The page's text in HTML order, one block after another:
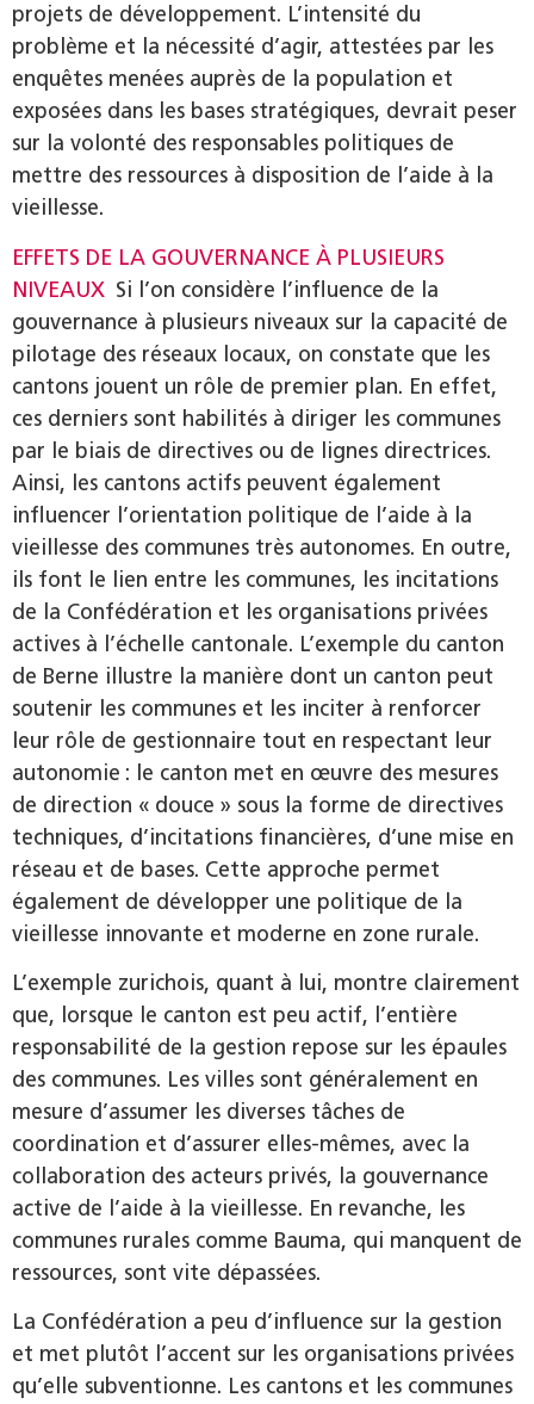
projets de développement. L’intensité du
problème et la nécessité d’agir, attestées par les
enquêtes menées auprès de la population et
exposées dans les bases stratégiques, devrait peser
sur la volonté des responsables politiques de
mettre des ressources à disposition de l’aide à la
vieillesse.
EFFETS DE LA GOUVERNANCE À PLUSIEURS
NIVEAUX Si l’on considère l’influence de la
gouvernance à plusieurs niveaux sur la capacité de
pilotage des réseaux locaux, on constate que les
cantons jouent un rôle de premier plan. En effet,
ces derniers sont habilités à diriger les communes
par le biais de directives ou de lignes directrices.
Ainsi, les cantons actifs peuvent également
influencer l’orientation politique de l’aide à la
vieillesse des communes très autonomes. En outre,
ils font le lien entre les communes, les incitations
de la Confédération et les organisations privées
actives à l’échelle cantonale. L’exemple du canton
de Berne illustre la manière dont un canton peut
soutenir les communes et les inciter à renforcer
leur rôle de gestionnaire tout en respectant leur
autonomie : le canton met en œuvre des mesures
de direction « douce » sous la forme de directives
techniques, d’incitations financières, d’une mise en
réseau et de bases. Cette approche permet
également de développer une politique de la
vieillesse innovante et moderne en zone rurale.
L’exemple zurichois, quant à lui, montre clairement
que, lorsque le canton est peu actif, l’entière
responsabilité de la gestion repose sur les épaules
des communes. Les villes sont généralement en
mesure d’assumer les diverses tâches de
coordination et d’assurer elles-mêmes, avec la
collaboration des acteurs privés, la gouvernance
active de l’aide à la vieillesse. En revanche, les
communes rurales comme Bauma, qui manquent de
ressources, sont vite dépassées.
La Confédération a peu d’influence sur la gestion
et met plutôt l’accent sur les organisations privées
qu’elle subventionne. Les cantons et les communes